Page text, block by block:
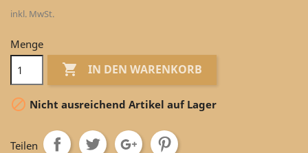
inkl. MwSt.
Menge
 IN DEN WARENKORB
 Nicht ausreichend Artikel auf Lager
Teilen